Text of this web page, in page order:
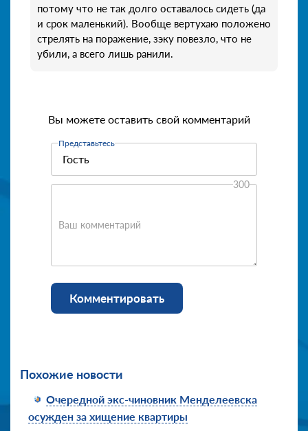
потому что не так долго оставалось сидеть (да
и срок маленький). Вообще вертухаю положено
стрелять на поражение, зэку повезло, что не
убили, а всего лишь ранили.
Вы можете оставить свой комментарий
Представьтесь
Ваш комментарий
300
Комментировать
Похожие новости
Очередной экс-чиновник Менделеевска
осужден за хищение квартиры